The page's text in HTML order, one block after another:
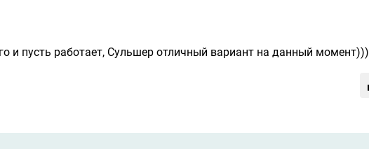
и пусть работает, Сульшер отличный вариант на данный момент)))